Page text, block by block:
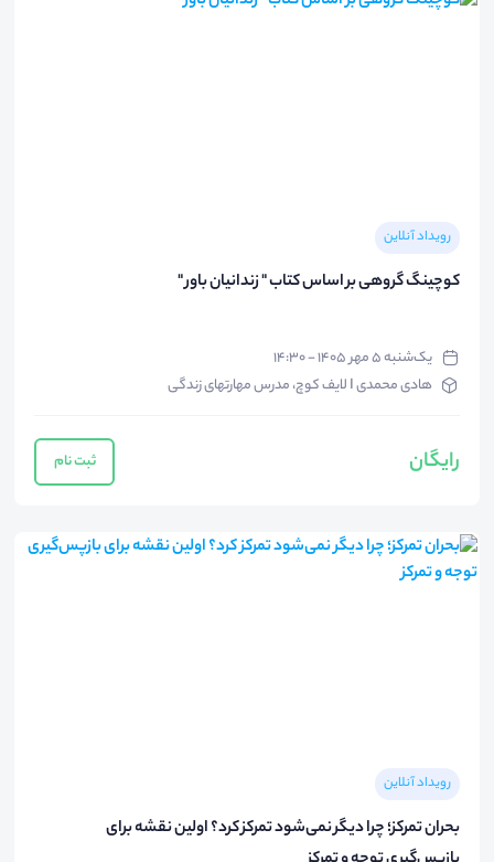
رویداد آنلاین
کوچینگ گروهی بر اساس کتاب " زندانیان باور "
یک‌شنبه ۵ مهر ۱۴۰۵ - ۱۴:۳۰
هادی محمدی I لایف کوچ، مدرس مهارتهای زندگی
رایگان ثبت نام
رویداد آنلاین
بحران تمرکز؛ چرا دیگر نمی‌شود تمرکز کرد؟ اولین نقشه برای